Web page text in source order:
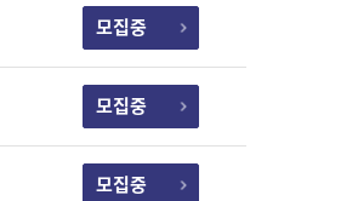
모집중
모집중
모집중